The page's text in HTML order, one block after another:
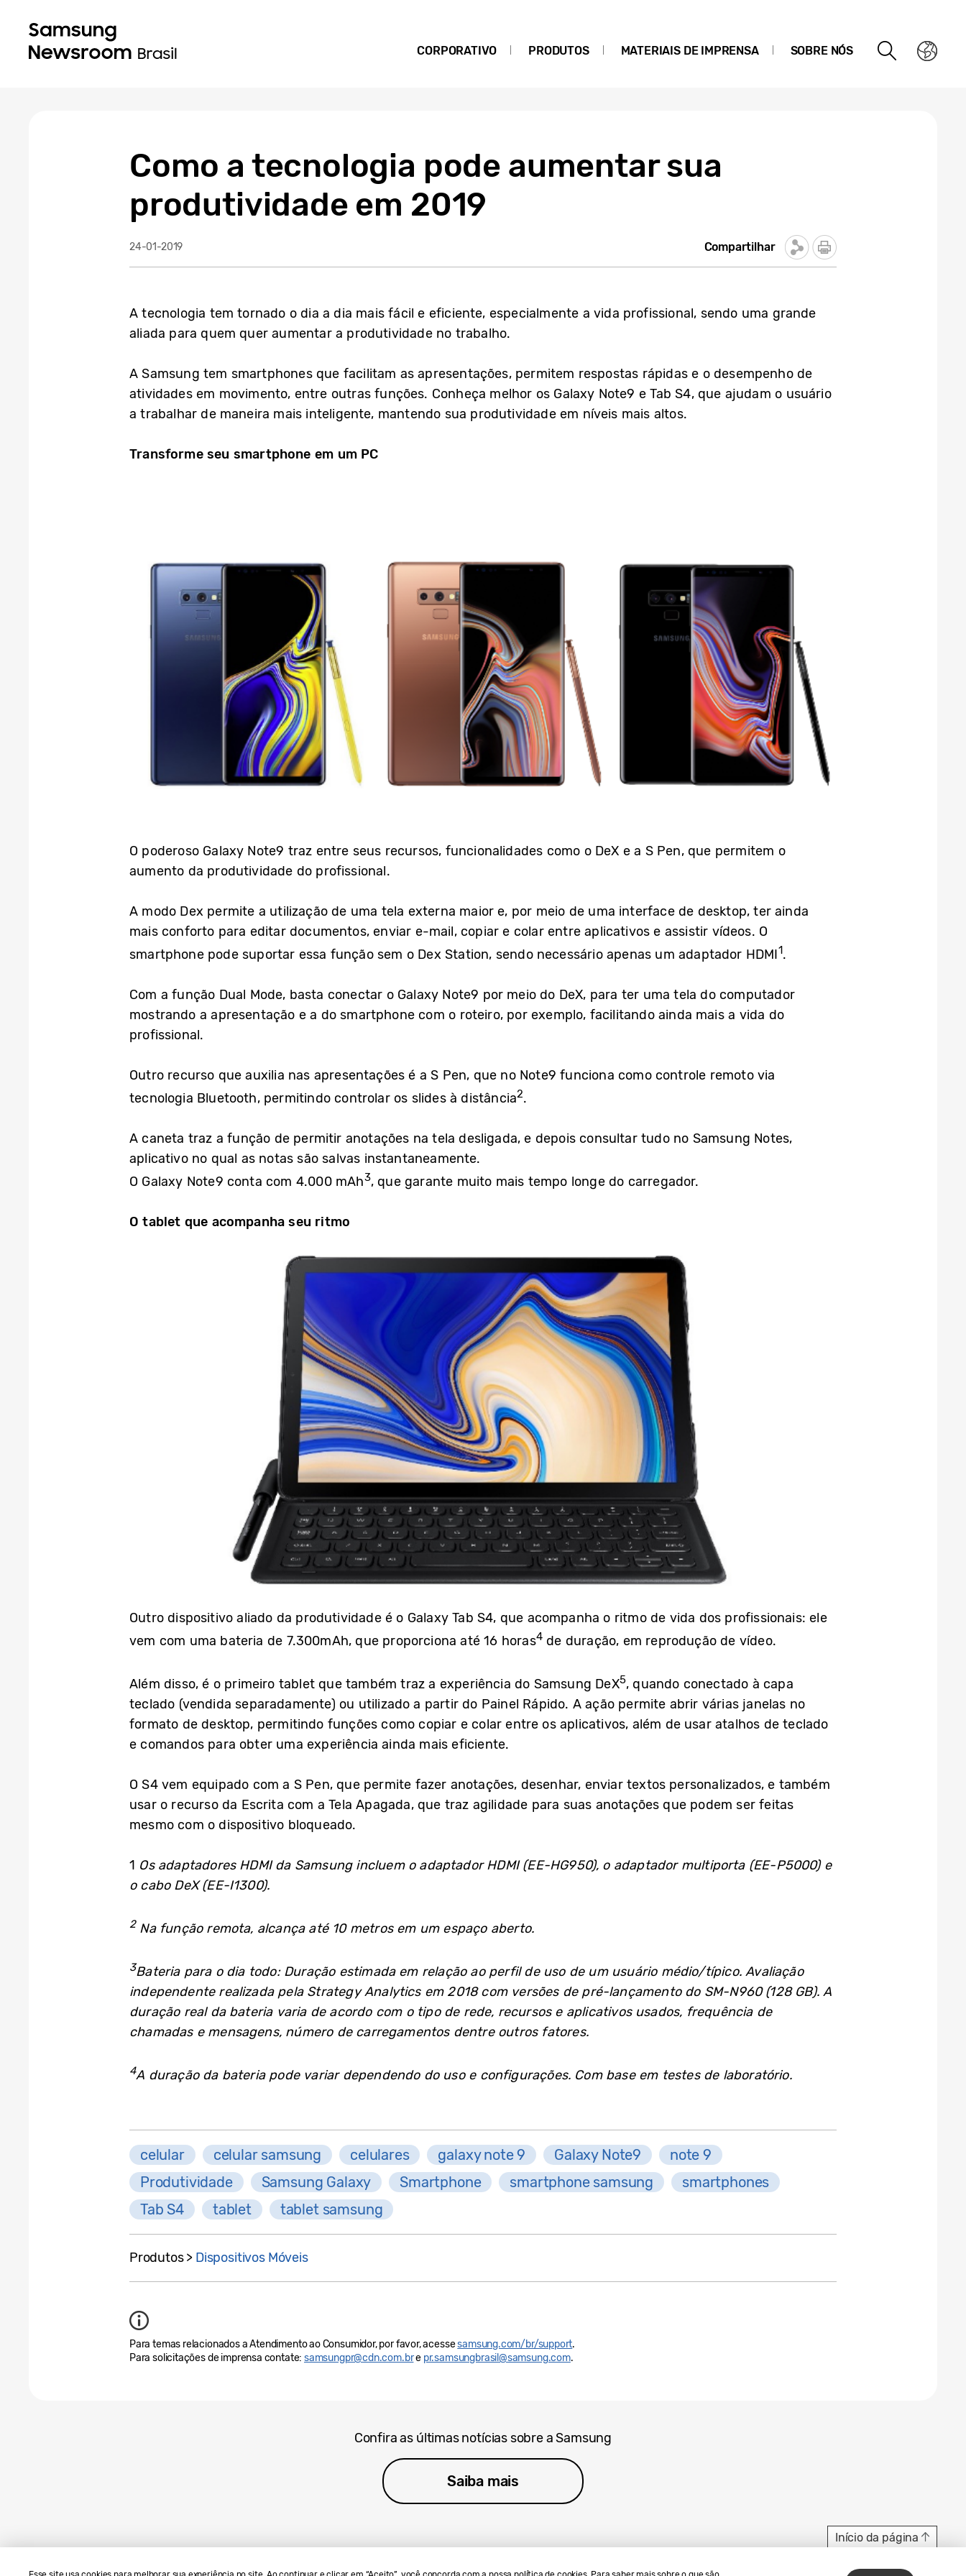
CORPORATIVO PRODUTOS MATERIAIS DE IMPRENSA SOBRE NÓS
Como a tecnologia pode aumentar sua
produtividade em 2019
24-01-2019 Compartilhar
A tecnologia tem tornado o dia a dia mais fácil e eficiente, especialmente a vida profissional, sendo uma grande
aliada para quem quer aumentar a produtividade no trabalho.
A Samsung tem smartphones que facilitam as apresentações, permitem respostas rápidas e o desempenho de
atividades em movimento, entre outras funções. Conheça melhor os Galaxy Note9 e Tab S4, que ajudam o usuário
a trabalhar de maneira mais inteligente, mantendo sua produtividade em níveis mais altos.
Transforme seu smartphone em um PC
O poderoso Galaxy Note9 traz entre seus recursos, funcionalidades como o DeX e a S Pen, que permitem o
aumento da produtividade do profissional.
A modo Dex permite a utilização de uma tela externa maior e, por meio de uma interface de desktop, ter ainda
mais conforto para editar documentos, enviar e-mail, copiar e colar entre aplicativos e assistir vídeos. O
smartphone pode suportar essa função sem o Dex Station, sendo necessário apenas um adaptador HDMI1.
Com a função Dual Mode, basta conectar o Galaxy Note9 por meio do DeX, para ter uma tela do computador
mostrando a apresentação e a do smartphone com o roteiro, por exemplo, facilitando ainda mais a vida do
profissional.
Outro recurso que auxilia nas apresentações é a S Pen, que no Note9 funciona como controle remoto via
tecnologia Bluetooth, permitindo controlar os slides à distância2.
A caneta traz a função de permitir anotações na tela desligada, e depois consultar tudo no Samsung Notes,
aplicativo no qual as notas são salvas instantaneamente.
O Galaxy Note9 conta com 4.000 mAh3, que garante muito mais tempo longe do carregador.
O tablet que acompanha seu ritmo
Outro dispositivo aliado da produtividade é o Galaxy Tab S4, que acompanha o ritmo de vida dos profissionais: ele
vem com uma bateria de 7.300mAh, que proporciona até 16 horas4de duração, em reprodução de vídeo.
Além disso, é o primeiro tablet que também traz a experiência do Samsung DeX5, quando conectado à capa
teclado (vendida separadamente) ou utilizado a partir do Painel Rápido. A ação permite abrir várias janelas no
formato de desktop, permitindo funções como copiar e colar entre os aplicativos, além de usar atalhos de teclado
e comandos para obter uma experiência ainda mais eficiente.
O S4 vem equipado com a S Pen, que permite fazer anotações, desenhar, enviar textos personalizados, e também
usar o recurso da Escrita com a Tela Apagada, que traz agilidade para suas anotações que podem ser feitas
mesmo com o dispositivo bloqueado.
1 Os adaptadores HDMI da Samsung incluem o adaptador HDMI (EE-HG950), o adaptador multiporta (EE-P5000) e
o cabo DeX (EE-I1300).
2Na função remota, alcança até 10 metros em um espaço aberto.
3Bateria para o dia todo: Duração estimada em relação ao perfil de uso de um usuário médio/típico. Avaliação
independente realizada pela Strategy Analytics em 2018 com versões de pré-lançamento do SM-N960 (128 GB). A
duração real da bateria varia de acordo com o tipo de rede, recursos e aplicativos usados, frequência de
chamadas e mensagens, número de carregamentos dentre outros fatores.
4A duração da bateria pode variar dependendo do uso e configurações. Com base em testes de laboratório.
celular celular samsung celulares galaxy note 9 Galaxy Note9
note 9
Produtividade
Samsung Galaxy Smartphone smartphone samsung
smartphones
Tab S4
tablet tablet samsung
Produtos > Dispositivos Móveis
Para temas relacionados a Atendimento ao Consumidor, por favor, acessesamsung.com/br/support.
Para solicitações de imprensa contate: samsungpr@cdn.com.bre pr.samsungbrasil@samsung.com.
Confira as últimas notícias sobre a Samsung
Saiba mais
Início da página